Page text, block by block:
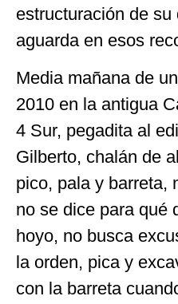
estructuración de
aguarda en esos
Media mañana de
2010 en la antigua
4 Sur, pegadita al
Gilberto, chalán de
pico, pala y barreta,
no se dice para qué
hoyo, no busca
la orden, pica y
con la barreta